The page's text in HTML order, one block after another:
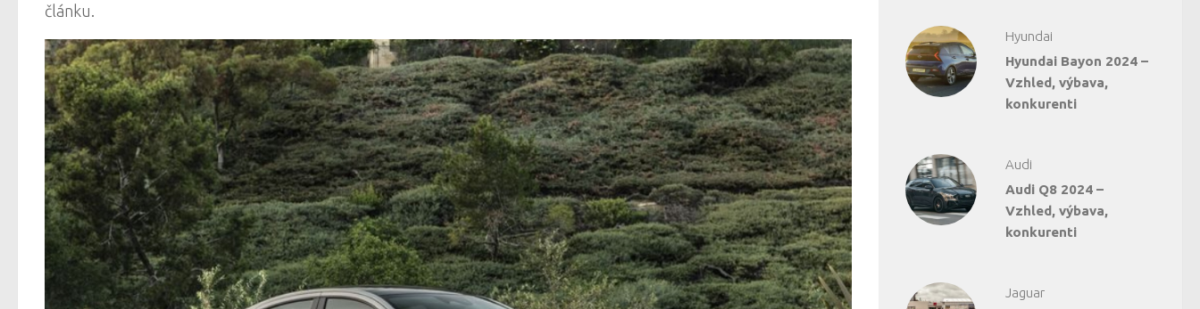
článku.
Hyundai
Hyundai Bayon 2024 –
Vzhled, výbava,
konkurenti
Audi
Audi Q8 2024 –
Vzhled, výbava,
konkurenti
Jaguar